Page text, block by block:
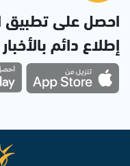
احصل على
إطلاع دائم